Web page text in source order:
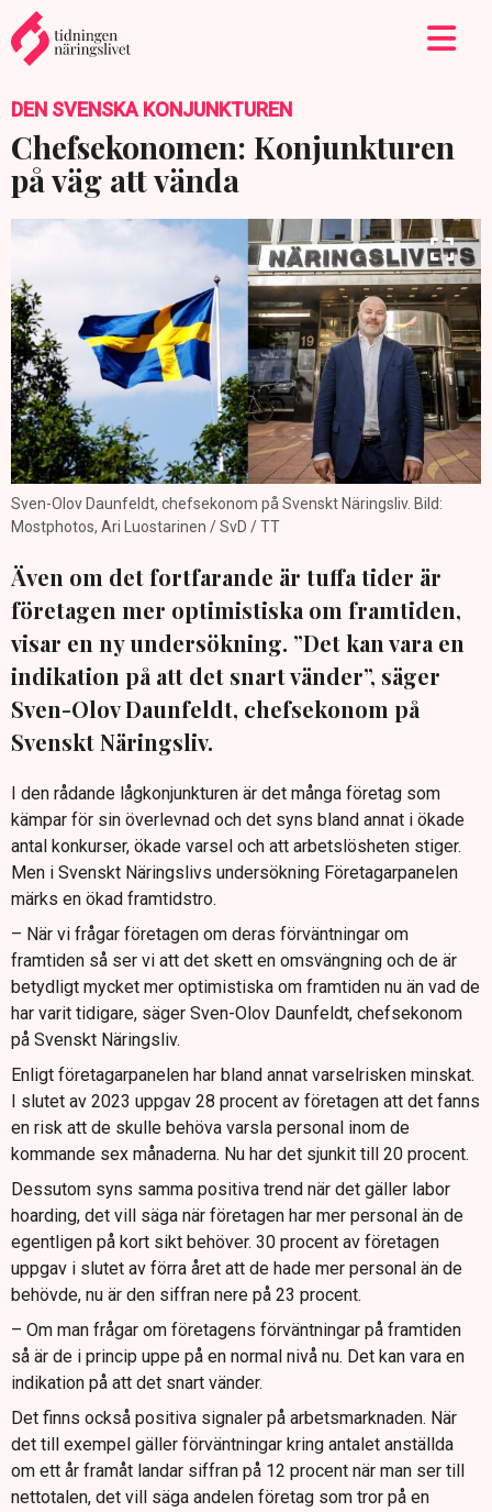
DEN SVENSKA KONJUNKTUREN
Chefsekonomen: Konjunkturen
på väg att vända
Sven-Olov Daunfeldt, chefsekonom på Svenskt Näringsliv. Bild:
Mostphotos, Ari Luostarinen / SvD / TT
Även om det fortfarande är tuffa tider är
företagen mer optimistiska om framtiden,
visar en ny undersökning. ”Det kan vara en
indikation på att det snart vänder”, säger
Sven-Olov Daunfeldt, chefsekonom på
Svenskt Näringsliv.
I den rådande lågkonjunkturen är det många företag som
kämpar för sin överlevnad och det syns bland annat i ökade
antal konkurser, ökade varsel och att arbetslösheten stiger.
Men i Svenskt Näringslivs undersökning Företagarpanelen
märks en ökad framtidstro.
– När vi frågar företagen om deras förväntningar om
framtiden så ser vi att det skett en omsvängning och de är
betydligt mycket mer optimistiska om framtiden nu än vad de
har varit tidigare, säger Sven-Olov Daunfeldt, chefsekonom
på Svenskt Näringsliv.
Enligt företagarpanelen har bland annat varselrisken minskat.
I slutet av 2023 uppgav 28 procent av företagen att det fanns
en risk att de skulle behöva varsla personal inom de
kommande sex månaderna. Nu har det sjunkit till 20 procent.
Dessutom syns samma positiva trend när det gäller labor
hoarding, det vill säga när företagen har mer personal än de
egentligen på kort sikt behöver. 30 procent av företagen
uppgav i slutet av förra året att de hade mer personal än de
behövde, nu är den siffran nere på 23 procent.
– Om man frågar om företagens förväntningar på framtiden
så är de i princip uppe på en normal nivå nu. Det kan vara en
indikation på att det snart vänder.
Det finns också positiva signaler på arbetsmarknaden. När
det till exempel gäller förväntningar kring antalet anställda
om ett år framåt landar siffran på 12 procent när man ser till
nettotalen, det vill säga andelen företag som tror på en